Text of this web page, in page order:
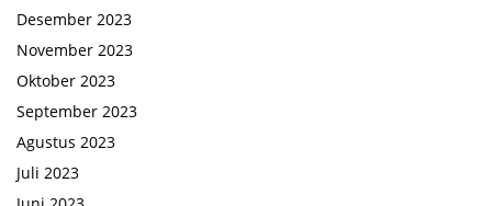
Desember 2023
November 2023
Oktober 2023
September 2023
Agustus 2023
Juli 2023